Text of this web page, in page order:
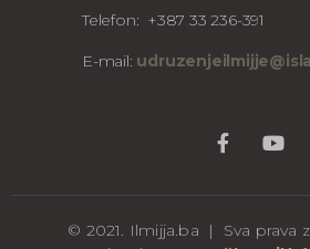
Telefon: +387 33 236-391
E-mail:
© 2021. Ilmijja.ba | Sva prava